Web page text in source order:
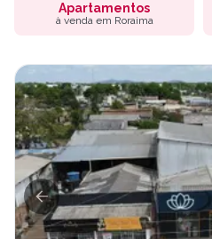
Apartamentos
à venda em Roraima